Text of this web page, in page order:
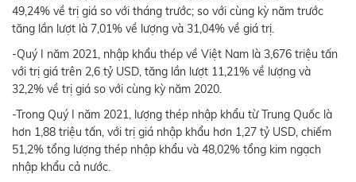
49,24% về trị giá so với tháng trước; so với cùng kỳ năm trước
tăng lần lượt là 7,01% về lượng và 31,04% về giá trị.
-Quý I năm 2021, nhập khẩu thép về Việt Nam là 3,676 triệu tấn
với trị giá trên 2,6 tỷ USD, tăng lần lượt 11,21% về lượng và
32,2% về trị giá so với cùng kỳ năm 2020.
-Trong Quý I năm 2021, lượng thép nhập khẩu từ Trung Quốc là
hơn 1,88 triệu tấn, với trị giá nhập khẩu hơn 1,27 tỷ USD, chiếm
51,2% tổng lượng thép nhập khẩu và 48,02% tổng kim ngạch
nhập khẩu cả nước.